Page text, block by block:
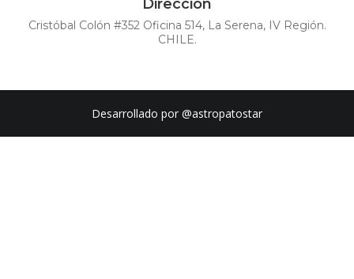
Dirección
Cristóbal Colón #352 Oficina 514, La Serena, IV Región.
CHILE.
Desarrollado por @astropatostar